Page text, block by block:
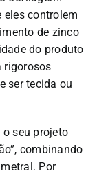
eles controlem
de zinco
do produto
rigorosos
ser tecida ou
o seu projeto
combinando
Por